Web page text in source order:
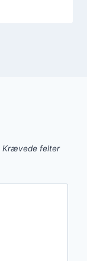
Krævede felter